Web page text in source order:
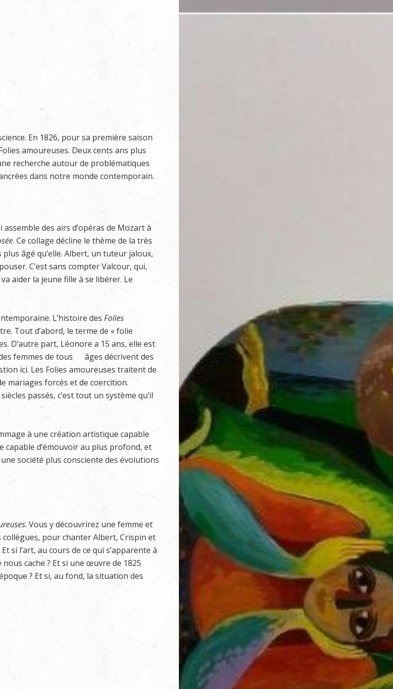
En 1826, pour sa première saison
amoureuses. Deux cents ans plus
recherche autour de problématiques
dans notre monde contemporain.
des airs d’opéras de Mozart à
. Ce collage décline le thème de la très
âgé qu’elle. Albert, un tuteur jaloux,
C’est sans compter Valcour, qui,
aider la jeune fille à se libérer. Le
L’histoire des Folies
Tout d’abord, le terme de « folie
D’autre part, Léonore a 15 ans, elle est
femmes de tous âges décrivent des
ici. Les Folies amoureuses traitent de
mariages forcés et de coercition.
passés, c’est tout un système qu’il
à une création artistique capable
d’émouvoir au plus profond, et
société plus consciente des évolutions
. Vous y découvrirez une femme et
pour chanter Albert, Crispin et
si l’art, au cours de ce qui s’apparente à
cache ? Et si une œuvre de 1825
? Et si, au fond, la situation des